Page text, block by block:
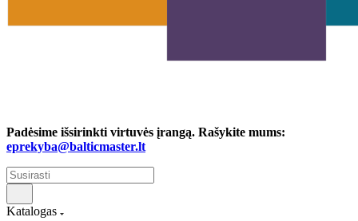
Padėsime išsirinkti virtuvės įrangą. Rašykite mums:
eprekyba@balticmaster.lt
Katalogas